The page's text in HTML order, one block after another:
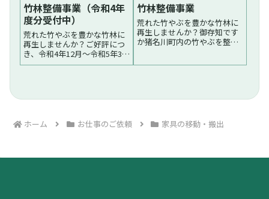
竹林整備事業（令和4年
度分受付中）
荒れた竹やぶを豊かな竹林に
再生しませんか？ご好評につ
き、令和4年12月～令和5年3月
分を受付中御存知ですか猪名
㎡以上）補助金申請の手続き
く
竹林整備事業
荒れた竹やぶを豊かな竹林に
再生しませんか？御存知です
か猪名川町内の竹やぶを整備
整備の費用は？竹林整備の
ホーム
お仕事のご依頼 家具の移動・搬出